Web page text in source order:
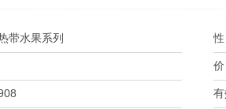
带水果系列
有